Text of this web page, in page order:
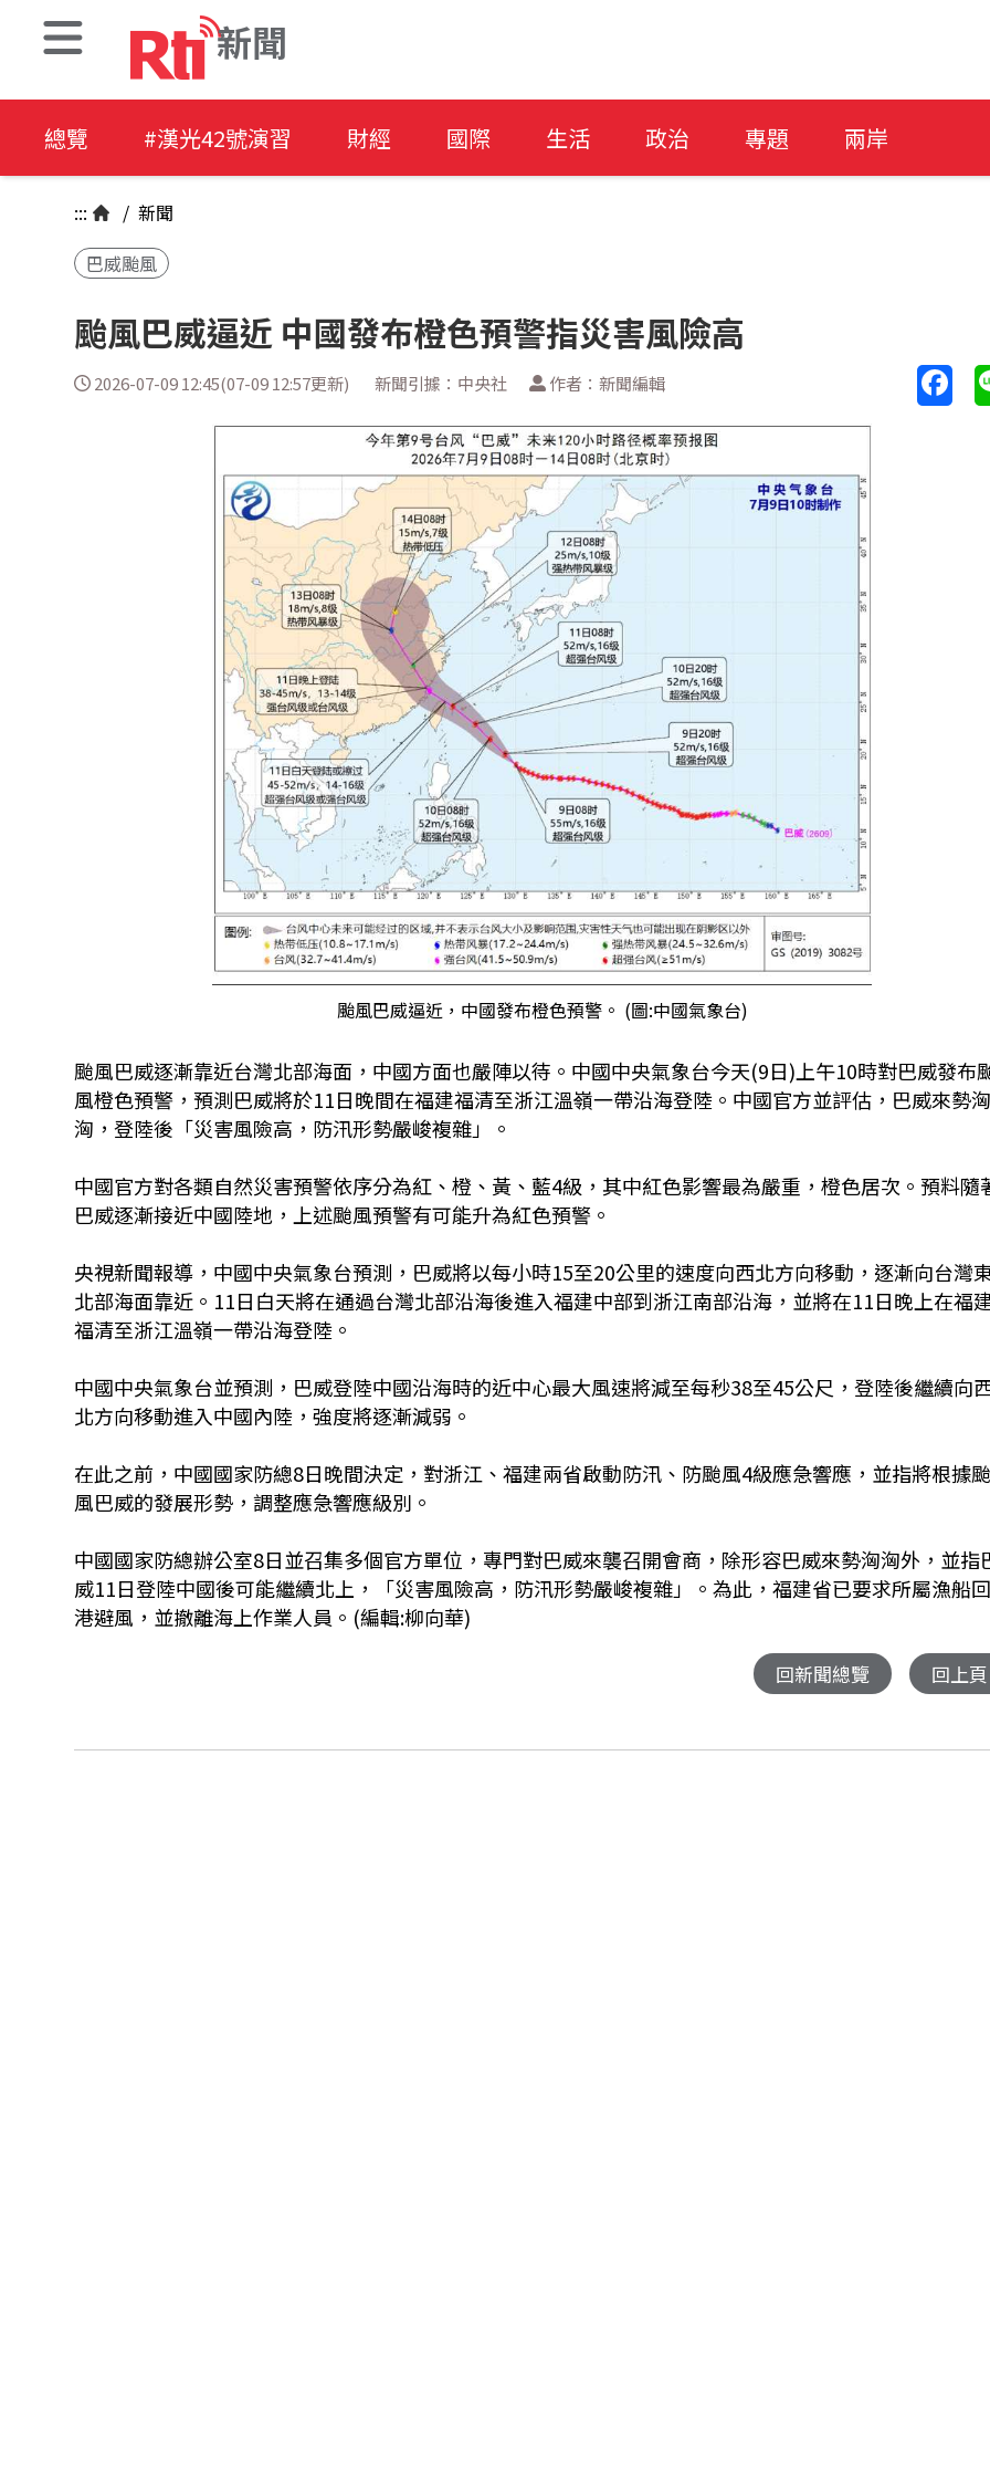
新聞
總覽 #漢光42號演習 財經 國際 生活 政治 專題 兩岸
::: / 新聞
巴威颱風
颱風巴威逼近 中國發布橙色預警指災害風險高
2026-07-09 12:45(07-09 12:57更新) 新聞引據：中央社 作者：新聞編輯
颱風巴威逼近，中國發布橙色預警。 (圖:中國氣象台)
颱風巴威逐漸靠近台灣北部海面，中國方面也嚴陣以待。中國中央氣象台今天(9日)上午10時對巴威發布
風橙色預警，預測巴威將於11日晚間在福建福清至浙江溫嶺一帶沿海登陸。中國官方並評估，巴威來勢
洶，登陸後「災害風險高，防汛形勢嚴峻複雜」。
中國官方對各類自然災害預警依序分為紅、橙、黃、藍4級，其中紅色影響最為嚴重，橙色居次。預料隨
巴威逐漸接近中國陸地，上述颱風預警有可能升為紅色預警。
央視新聞報導，中國中央氣象台預測，巴威將以每小時15至20公里的速度向西北方向移動，逐漸向台灣
北部海面靠近。11日白天將在通過台灣北部沿海後進入福建中部到浙江南部沿海，並將在11日晚上在福
福清至浙江溫嶺一帶沿海登陸。
中國中央氣象台並預測，巴威登陸中國沿海時的近中心最大風速將減至每秒38至45公尺，登陸後繼續向
北方向移動進入中國內陸，強度將逐漸減弱。
在此之前，中國國家防總8日晚間決定，對浙江、福建兩省啟動防汛、防颱風4級應急響應，並指將根據
風巴威的發展形勢，調整應急響應級別。
中國國家防總辦公室8日並召集多個官方單位，專門對巴威來襲召開會商，除形容巴威來勢洶洶外，並指
威11日登陸中國後可能繼續北上，「災害風險高，防汛形勢嚴峻複雜」。為此，福建省已要求所屬漁船
港避風，並撤離海上作業人員。(編輯:柳向華)
回新聞總覽 回上頁